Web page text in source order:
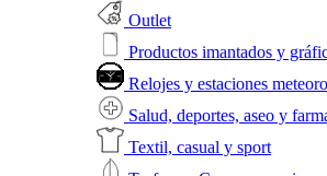
Outlet
Productos imantados y
Relojes y estaciones
Salud, deportes, aseo y
Textil, casual y sport